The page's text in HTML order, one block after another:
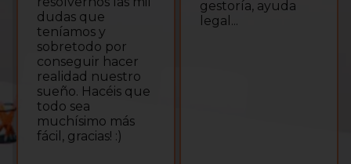
dudas que
teníamos y
sobretodo por
conseguir hacer
realidad nuestro
sueño. Hacéis que
todo sea
muchísimo más
fácil, gracias! :)
gestoría, ayuda
legal...